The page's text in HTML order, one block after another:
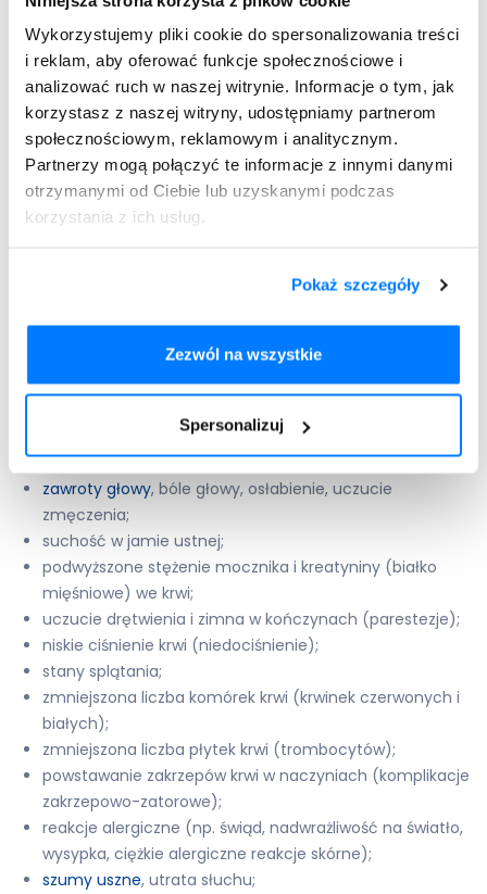
Wykorzystujemy pliki cookie do spersonalizowania treści
i reklam, aby oferować funkcje społecznościowe i
analizować ruch w naszej witrynie. Informacje o tym, jak
korzystasz z naszej witryny, udostępniamy partnerom
społecznościowym, reklamowym i analitycznym.
Partnerzy mogą połączyć te informacje z innymi danymi
otrzymanymi od Ciebie lub uzyskanymi podczas
korzystania z ich usług.
Pokaż szczegóły
Zezwól na wszystkie
Spersonalizuj
Trifas
zaburzenia równowagi kwasowo-zasadowej
(zasadowica metaboliczna);
podwyższone stężenie kwasu moczowego, glukozy i
lipidów we krwi (cholesterol, trójglicerydy);
kurcze mięśni;
hipowolemia, hipokaliemia, hiponatremia);
stosowaniem diety ubogopotasowej i przy biegunce,
wymiotach, nadużywaniu środków przeczyszczających;
zwiększenie aktywności niektórych enzymów
zaburzenia żołądkowo-jelitowe (np.: bóle brzucha,
utrata apetytu, wymioty, nudności, zaparcia, biegunki);
zawroty głowy, bóle głowy, osłabienie, uczucie
zmęczenia;
suchość w jamie ustnej;
podwyższone stężenie mocznika i kreatyniny (białko
mięśniowe) we krwi;
uczucie drętwienia i zimna w kończynach (parestezje);
niskie ciśnienie krwi (niedociśnienie);
stany splątania;
zmniejszona liczba komórek krwi (krwinek czerwonych i
białych);
zmniejszona liczba płytek krwi (trombocytów);
powstawanie zakrzepów krwi w naczyniach (komplikacje
zakrzepowo-zatorowe);
reakcje alergiczne (np. świąd, nadwrażliwość na światło,
wysypka, ciężkie alergiczne reakcje skórne);
szumy uszne, utrata słuchu;